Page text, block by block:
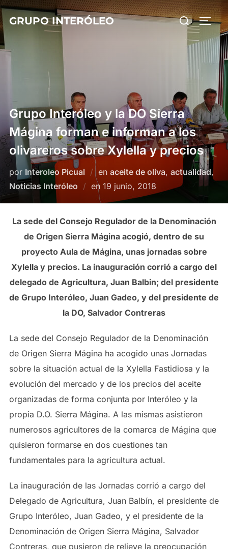
Saltar
al
contenido
GRUPO INTERÓLEO Buscar:
Grupo Interóleo y la DO Sierra
Mágina forman e informan a los
olivareros sobre Xylella y precios
por Interoleo Picual en aceite de oliva, actualidad,
Noticias Interóleo
en Publicado
el
19 junio, 2018
La sede del Consejo Regulador de la Denominación
de Origen Sierra Mágina acogió, dentro de su
proyecto Aula de Mágina, unas jornadas sobre
Xylella y precios. La inauguración corrió a cargo del
delegado de Agricultura, Juan Balbin; del presidente
de Grupo Interóleo, Juan Gadeo, y del presidente de
la DO, Salvador Contreras
La sede del Consejo Regulador de la Denominación
de Origen Sierra Mágina ha acogido unas Jornadas
sobre la situación actual de la Xylella Fastidiosa y la
evolución del mercado y de los precios del aceite
organizadas de forma conjunta por Interóleo y la
propia D.O. Sierra Mágina. A las mismas asistieron
numerosos agricultores de la comarca de Mágina que
quisieron formarse en dos cuestiones tan
fundamentales para la agricultura actual.
La inauguración de las Jornadas corrió a cargo del
Delegado de Agricultura, Juan Balbín, el presidente de
Grupo Interóleo, Juan Gadeo, y el presidente de la
Denominación de Origen Sierra Mágina, Salvador
Contreras, que pusieron de relieve la preocupación